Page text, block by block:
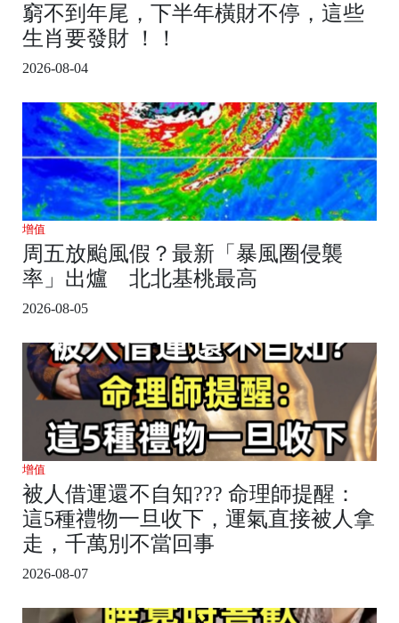
窮不到年尾，下半年橫財不停，這些
生肖要發財 ！！
2026-08-04
增值
周五放颱風假？最新「暴風圈侵襲
率」出爐 北北基桃最高
2026-08-05
增值
被人借運還不自知??? 命理師提醒：
這5種禮物一旦收下，運氣直接被人拿
走，千萬別不當回事
2026-08-07